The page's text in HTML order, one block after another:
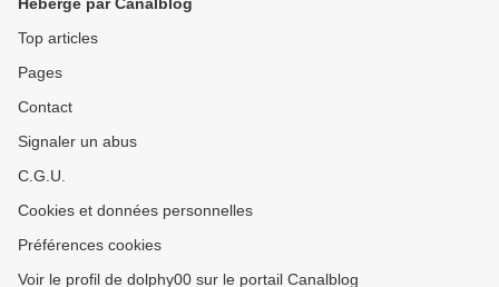
Top articles
Pages
Contact
Signaler un abus
C.G.U.
Cookies et données personnelles
Préférences cookies
Voir le profil de dolphy00 sur le portail Canalblog